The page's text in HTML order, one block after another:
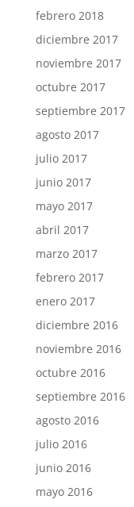
febrero 2018
diciembre 2017
noviembre 2017
octubre 2017
septiembre 2017
agosto 2017
julio 2017
junio 2017
mayo 2017
abril 2017
marzo 2017
febrero 2017
enero 2017
diciembre 2016
noviembre 2016
octubre 2016
septiembre 2016
agosto 2016
julio 2016
junio 2016
mayo 2016